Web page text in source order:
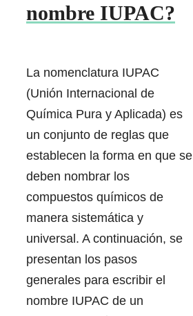
nombre IUPAC?
La nomenclatura IUPAC
(Unión Internacional de
Química Pura y Aplicada) es
un conjunto de reglas que
establecen la forma en que se
deben nombrar los
compuestos químicos de
manera sistemática y
universal. A continuación, se
presentan los pasos
generales para escribir el
nombre IUPAC de un